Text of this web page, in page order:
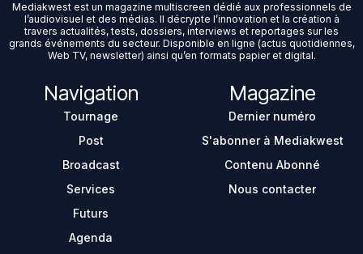
Mediakwest est un magazine multiscreen dédié aux professionnels de
l’audiovisuel et des médias. Il décrypte l’innovation et la création à
travers actualités, tests, dossiers, interviews et reportages sur les
grands événements du secteur. Disponible en ligne (actus quotidiennes,
Web TV, newsletter) ainsi qu’en formats papier et digital.
Navigation
Tournage
Post
Broadcast
Services
Futurs
Agenda
Magazine
Dernier numéro
S'abonner à Mediakwest
Contenu Abonné
Nous contacter